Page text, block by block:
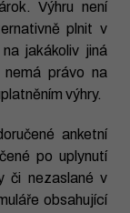
Výhru není
plnit v
jakákoliv jiná
právo na
výhry.
anketní
po uplynutí
či nezaslané v
obsahující